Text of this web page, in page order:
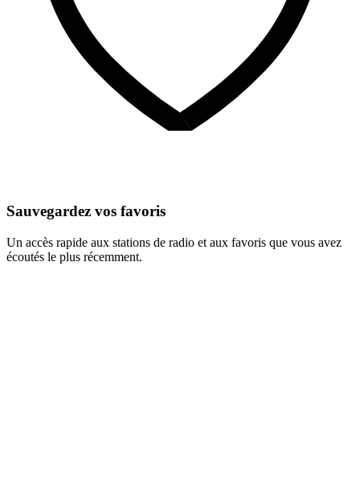
Sauvegardez vos favoris
Un accès rapide aux stations de radio et aux favoris que vous avez
écoutés le plus récemment.